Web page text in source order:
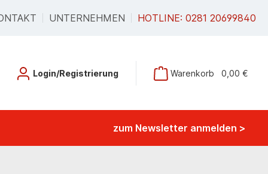
UNTERNEHMEN HOTLINE: 0281 20699840
Login/Registrierung Warenkorb 0,00 €
zum Newsletter anmelden >